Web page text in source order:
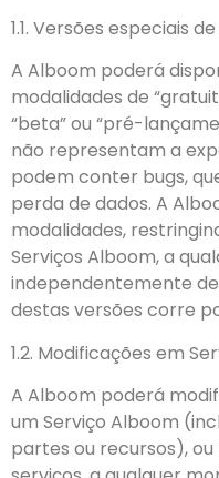
1.1. Versões especiais
A Alboom poderá
modalidades de
“beta” ou “pré-
não representam a
podem conter bugs,
perda de dados. A
modalidades,
Serviços Alboom, a
independentemente
destas versões corre
1.2. Modificações em
A Alboom poderá
um Serviço Alboom
partes ou recursos),